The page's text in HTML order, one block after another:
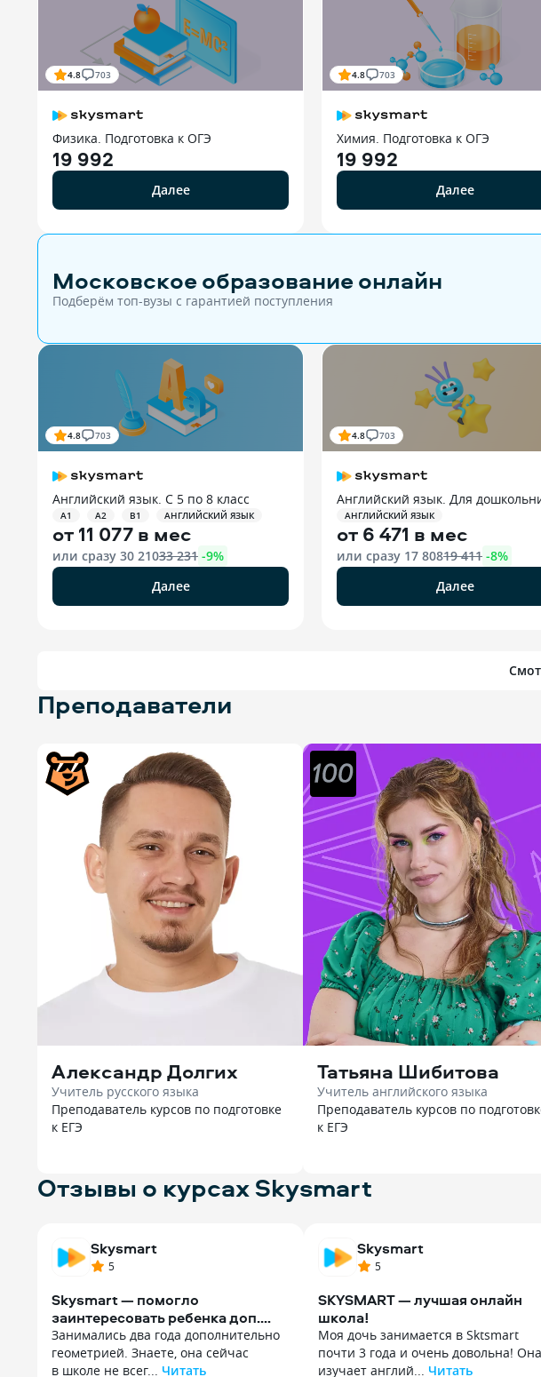
4.8 703
Физика. Подготовка к ОГЭ
19 992
Далее
4.8 703
Химия. Подготовка к ОГЭ
19 992
Далее
Московское образование онлайн
Подберём топ-вузы c гарантией поступления
4.8 703
Английский язык. С 5 по 8 класс
A1 A2 B1 АНГЛИЙСКИЙ ЯЗЫК
от 11 077 в мес
или сразу 30 21033 231 -9%
Далее
4.8 703
Английский язык. Для
АНГЛИЙСКИЙ ЯЗЫК
от 6 471 в мес
или сразу 17 80819 411 -8%
Далее
Преподаватели
Александр Долгих
Учитель русского языка
Преподаватель курсов по подготовке
к ЕГЭ
Татьяна Шибитова
Учитель английского языка
Преподаватель курсов по
к ЕГЭ
Отзывы о курсах Skysmart
Skysmart
5
Skysmart — помогло
заинтересовать ребенка доп.
Занятиями
Занимались два года дополнительно
геометрией. Знаете, она сейчас
в школе не всег... Читать
Skysmart
5
SKYSMART — лучшая онлайн
школа!
Моя дочь занимается в Sktsmart
почти 3 года и очень довольна! Она
изучает англий... Читать